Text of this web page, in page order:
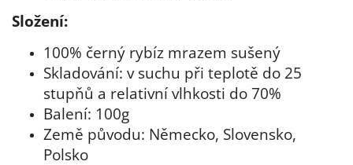
Složení:
100% černý rybíz mrazem sušený
Skladování: v suchu při teplotě do 25
stupňů a relativní vlhkosti do 70%
Balení: 100g
Země původu: Německo, Slovensko,
Polsko